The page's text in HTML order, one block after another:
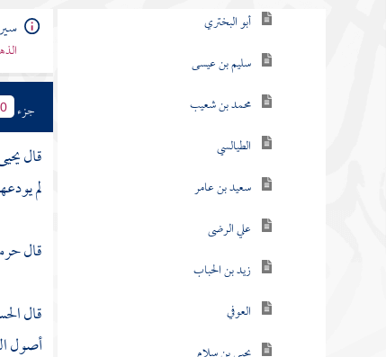
أبو البختري
سليم بن عيسى
محمد بن شعيب
الطيالسي
سعيد بن عامر
علي الرضى
زيد بن الحباب
العوفي
جزء
قال
لم
قال
قال
أصول